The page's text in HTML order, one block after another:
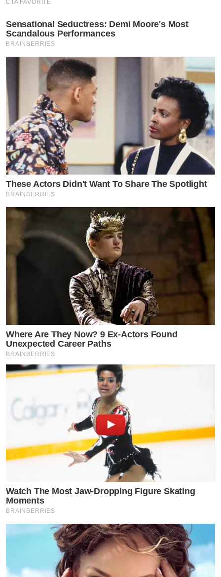
CTA FAVORITE
Sensational Seductress: Demi Moore's Most
Scandalous Performances
BRAINBERRIES
These Actors Didn't Want To Share The Spotlight
BRAINBERRIES
Where Are They Now? 9 Ex-Actors Found
Unexpected Career Paths
BRAINBERRIES
Watch The Most Jaw‑Dropping Figure Skating
Moments
BRAINBERRIES